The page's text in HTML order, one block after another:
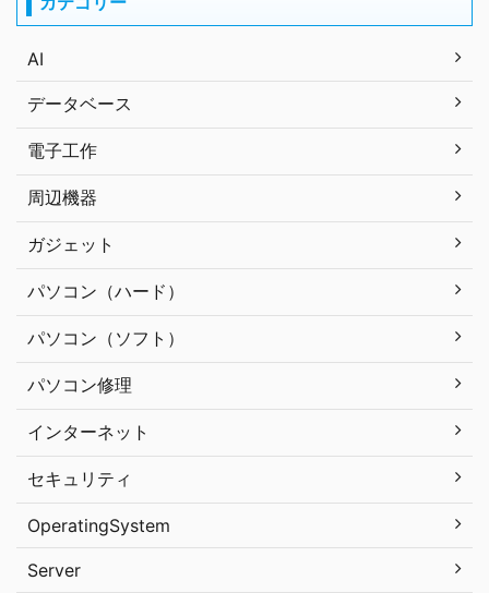
AI
データベース
電子工作
周辺機器
ガジェット
パソコン（ハード）
パソコン（ソフト）
パソコン修理
インターネット
セキュリティ
OperatingSystem
Server